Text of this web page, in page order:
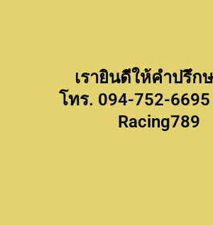
เรายินดีให้คำปรึก
โทร. 094-752-6695
Racing789